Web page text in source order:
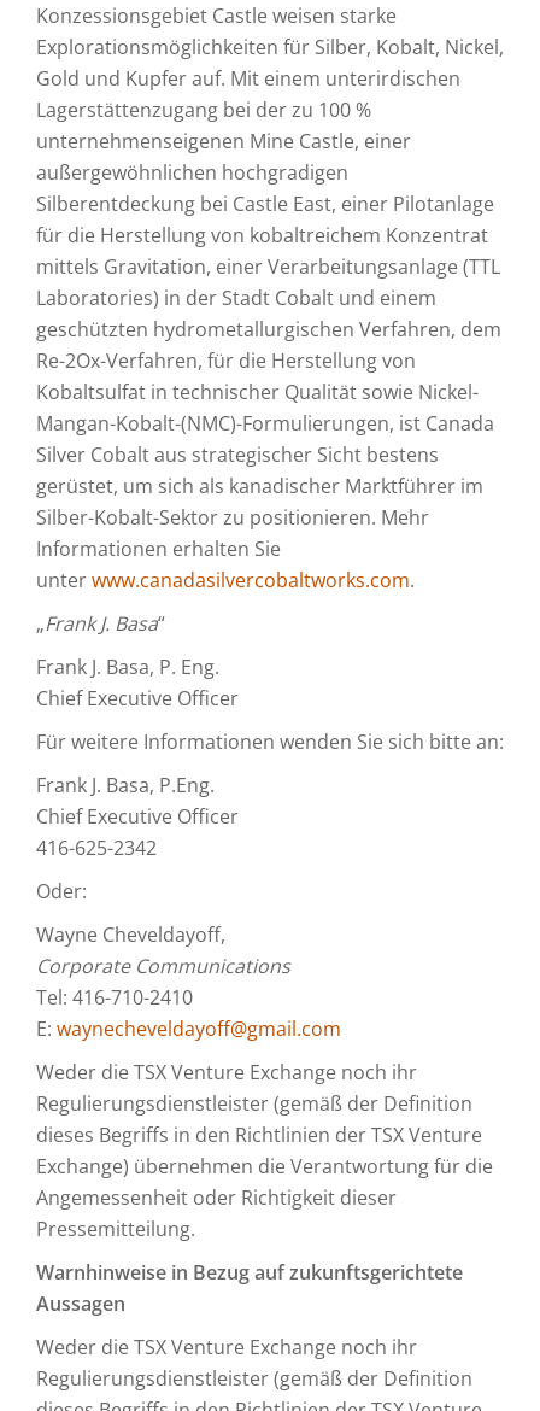
Konzessionsgebiet Castle weisen starke
Explorationsmöglichkeiten für Silber, Kobalt, Nickel,
Gold und Kupfer auf. Mit einem unterirdischen
Lagerstättenzugang bei der zu 100 %
unternehmenseigenen Mine Castle, einer
außergewöhnlichen hochgradigen
Silberentdeckung bei Castle East, einer Pilotanlage
für die Herstellung von kobaltreichem Konzentrat
mittels Gravitation, einer Verarbeitungsanlage (TTL
Laboratories) in der Stadt Cobalt und einem
geschützten hydrometallurgischen Verfahren, dem
Re-2Ox-Verfahren, für die Herstellung von
Kobaltsulfat in technischer Qualität sowie Nickel-
Mangan-Kobalt-(NMC)-Formulierungen, ist Canada
Silver Cobalt aus strategischer Sicht bestens
gerüstet, um sich als kanadischer Marktführer im
Silber-Kobalt-Sektor zu positionieren. Mehr
Informationen erhalten Sie
unterwww.canadasilvercobaltworks.com.
„Frank J. Basa“
Frank J. Basa, P. Eng.
Chief Executive Officer
Für weitere Informationen wenden Sie sich bitte an:
Frank J. Basa, P.Eng.
Chief Executive Officer
416-625-2342
Oder:
Wayne Cheveldayoff,
Corporate Communications
Tel: 416-710-2410
E: waynecheveldayoff@gmail.com
Weder die TSX Venture Exchange noch ihr
Regulierungsdienstleister (gemäß der Definition
dieses Begriffs in den Richtlinien der TSX Venture
Exchange) übernehmen die Verantwortung für die
Angemessenheit oder Richtigkeit dieser
Pressemitteilung.
Warnhinweise in Bezug auf zukunftsgerichtete
Aussagen
Weder die TSX Venture Exchange noch ihr
Regulierungsdienstleister (gemäß der Definition